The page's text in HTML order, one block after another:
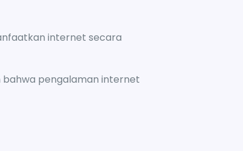
internet secara
bahwa pengalaman internet